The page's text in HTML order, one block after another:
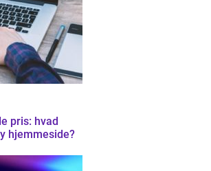
pris: hvad
hjemmeside?